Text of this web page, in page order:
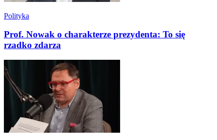
Polityka
Prof. Nowak o charakterze prezydenta: To się
rzadko zdarza